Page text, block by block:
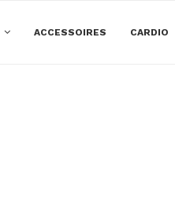
ACCESSOIRES CARDIO